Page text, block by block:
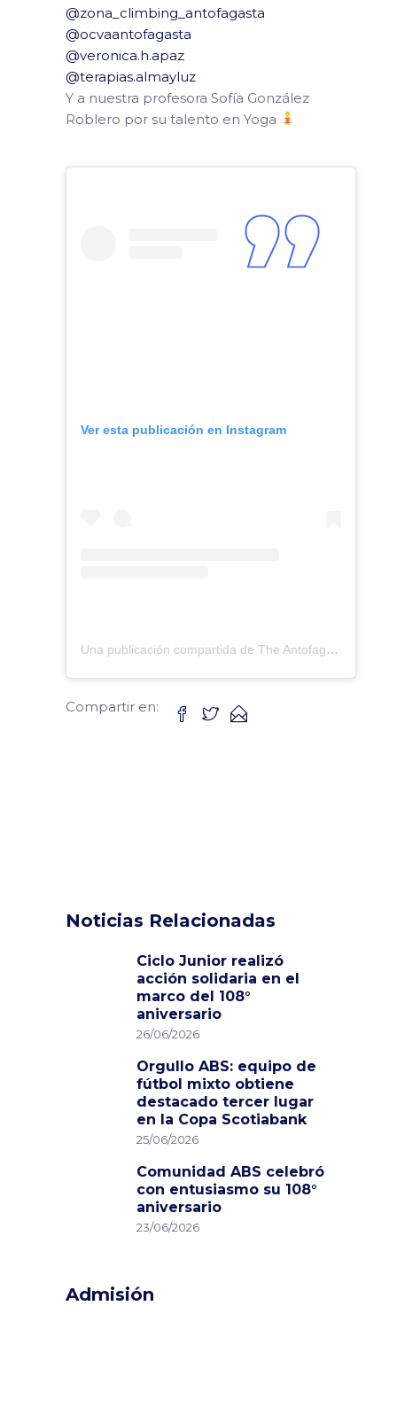
@zona_climbing_antofagasta
@ocvaantofagasta
@veronica.h.apaz
@terapias.almayluz
Y a nuestra profesora Sofía González
Roblero por su talento en Yoga
Ver esta publicación en Instagram
Una publicación compartida de The Antofagasta British School (@antofagastabritishschool)
Compartir en:
Noticias Relacionadas
Ciclo Junior realizó
acción solidaria en el
marco del 108°
aniversario
26/06/2026
Orgullo ABS: equipo de
fútbol mixto obtiene
destacado tercer lugar
en la Copa Scotiabank
25/06/2026
Comunidad ABS celebró
con entusiasmo su 108°
aniversario
23/06/2026
Admisión